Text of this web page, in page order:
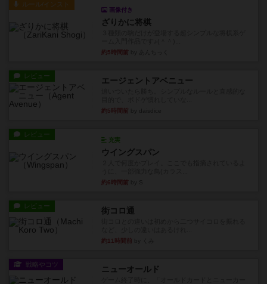
ルール/インスト
画像付き
ざりかに将棋
約5時間前
レビュー エージェントアベニュー
約5時間前
レビュー
充実
ウイングスパン
約6時間前
レビュー 街コロ通
約11時間前
戦略やコツ ニューオールド